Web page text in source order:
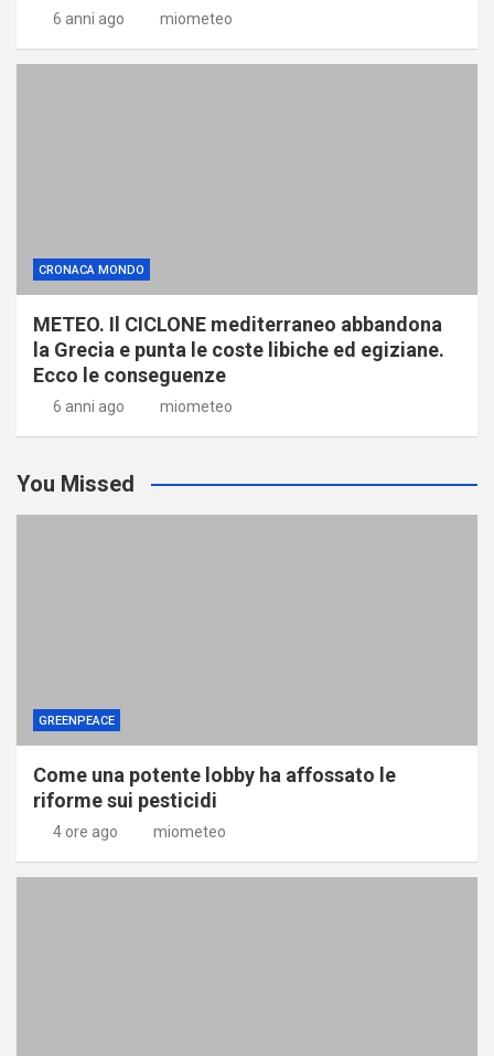
6 anni ago miometeo
CRONACA MONDO
METEO. Il CICLONE mediterraneo abbandona
la Grecia e punta le coste libiche ed egiziane.
Ecco le conseguenze
6 anni ago miometeo
You Missed
GREENPEACE
Come una potente lobby ha affossato le
riforme sui pesticidi
4 ore ago miometeo